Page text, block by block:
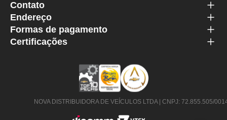
Contato
Endereço
Formas de pagamento
Certificações
NOVA DISTRIBUIDORA DE VEÍCULOS LTDA | CNPJ: 72.855.505/